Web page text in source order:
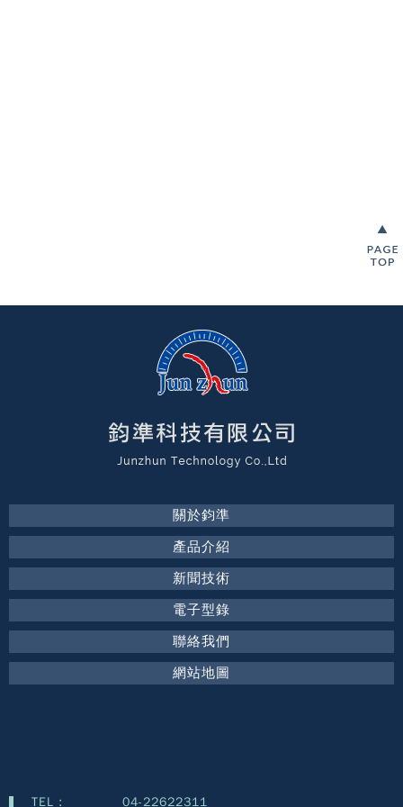
關於鈞準
產品介紹
新聞技術
電子型錄
聯絡我們
網站地圖
TEL : 04-22622311